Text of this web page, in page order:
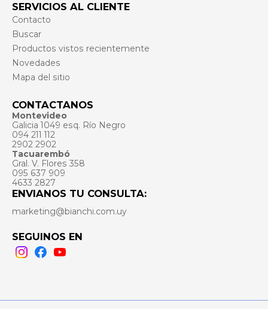
SERVICIOS AL CLIENTE
Contacto
Buscar
Productos vistos recientemente
Novedades
Mapa del sitio
CONTACTANOS
Montevideo
Galicia 1049 esq. Río Negro
094 211 112
2902 2902
Tacuarembó
Gral. V. Flores 358
095 637 909
4633 2827
ENVIANOS TU CONSULTA:
marketing@bianchi.com.uy
SEGUINOS EN
Instagram
FacebookYoutube